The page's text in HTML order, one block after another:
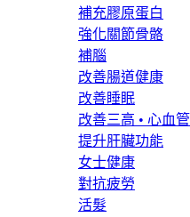
補充膠原蛋白
強化關節骨骼
補腦
改善腸道健康
改善睡眠
改善三高 • 心血管
提升肝臟功能
女士健康
對抗疲勞
活髮